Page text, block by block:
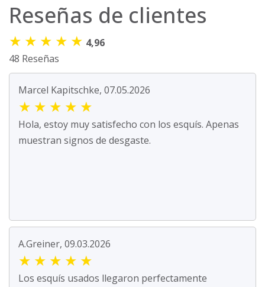
Reseñas de clientes
★ ★ ★ ★ ★ 4,96
48 Reseñas
Marcel Kapitschke, 07.05.2026
★ ★ ★ ★ ★
Hola, estoy muy satisfecho con los esquís. Apenas
muestran signos de desgaste.
A.Greiner, 09.03.2026
★ ★ ★ ★ ★
Los esquís usados llegaron perfectamente